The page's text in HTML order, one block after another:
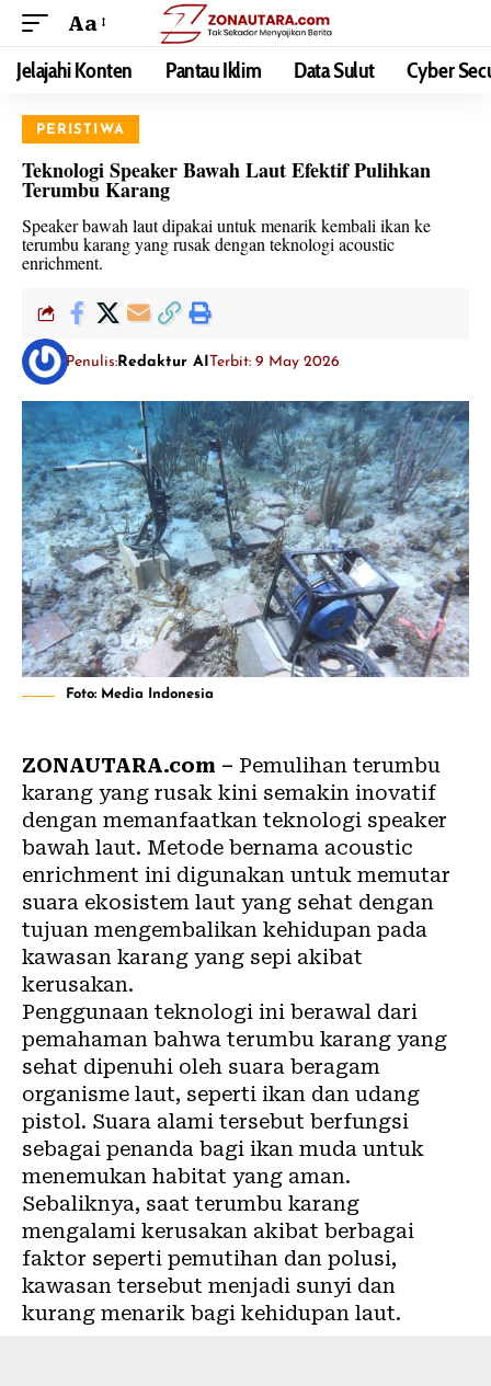
Aa
Jelajahi Konten Pantau Iklim Data Sulut Cyber
PERISTIWA
Teknologi Speaker Bawah Laut Efektif Pulihkan
Terumbu Karang
Speaker bawah laut dipakai untuk menarik kembali ikan ke
terumbu karang yang rusak dengan teknologi acoustic
enrichment.
Penulis: Redaktur AITerbit: 9 May 2026
Foto: Media Indonesia
ZONAUTARA.com – Pemulihan terumbu
karang yang rusak kini semakin inovatif
dengan memanfaatkan teknologi speaker
bawah laut. Metode bernama acoustic
enrichment ini digunakan untuk memutar
suara ekosistem laut yang sehat dengan
tujuan mengembalikan kehidupan pada
kawasan karang yang sepi akibat
kerusakan.
Penggunaan teknologi ini berawal dari
pemahaman bahwa terumbu karang yang
sehat dipenuhi oleh suara beragam
organisme laut, seperti ikan dan udang
pistol. Suara alami tersebut berfungsi
sebagai penanda bagi ikan muda untuk
menemukan habitat yang aman.
Sebaliknya, saat terumbu karang
mengalami kerusakan akibat berbagai
faktor seperti pemutihan dan polusi,
kawasan tersebut menjadi sunyi dan
kurang menarik bagi kehidupan laut.